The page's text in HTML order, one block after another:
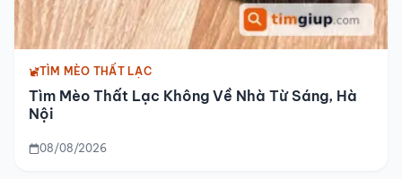
TÌM MÈO THẤT LẠC
Tìm Mèo Thất Lạc Không Về Nhà Từ Sáng, Hà
Nội
08/08/2026